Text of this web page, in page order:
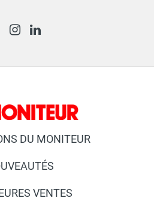
DU MONITEUR
VENTES